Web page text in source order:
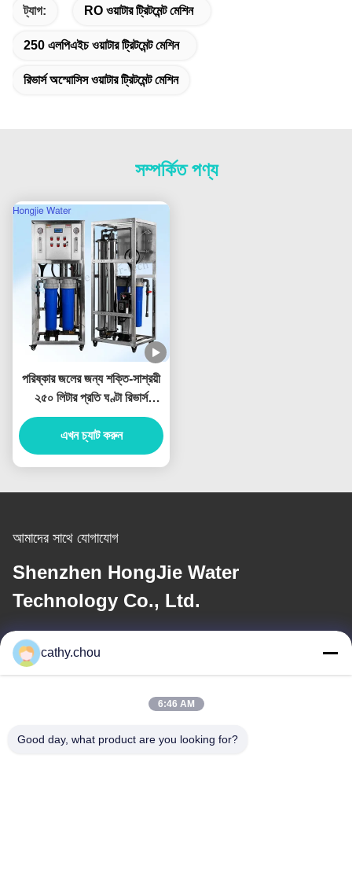
ট্যাগ: RO ওয়াটার ট্রিটমেন্ট মেশিন
250 এলপিএইচ ওয়াটার ট্রিটমেন্ট মেশিন
রিভার্স অস্মোসিস ওয়াটার ট্রিটমেন্ট মেশিন
সম্পর্কিত পণ্য
পরিষ্কার জলের জন্য শক্তি-সাশ্রয়ী
২৫০ লিটার প্রতি ঘণ্টা রিভার্স
অসমোসিস (RO) জল শোধন যন্ত্র
এখন চ্যাট করুন
আমাদের সাথে যোগাযোগ
Shenzhen HongJie Water
Technology Co., Ltd.
ই-মেইল
cathy@szhjwater.com
আমাদের ঠিকানা
cathy.chou
6:46 AM
Good day, what product are you looking for?